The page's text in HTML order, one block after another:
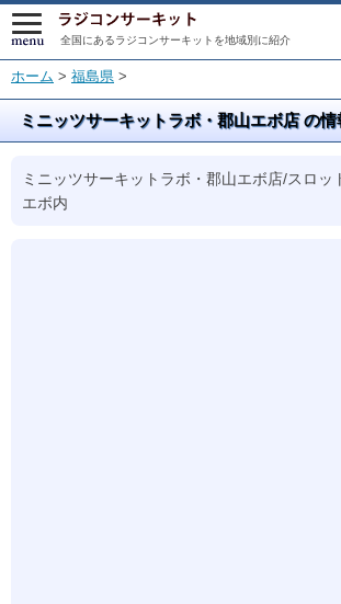
全国にあるラジコンサーキットを地域別に紹介
ホーム > 福島県 >
ミニッツサーキットラボ・郡山エボ店 の情
ミニッツサーキットラボ・郡山エボ店/スロッ
エボ内